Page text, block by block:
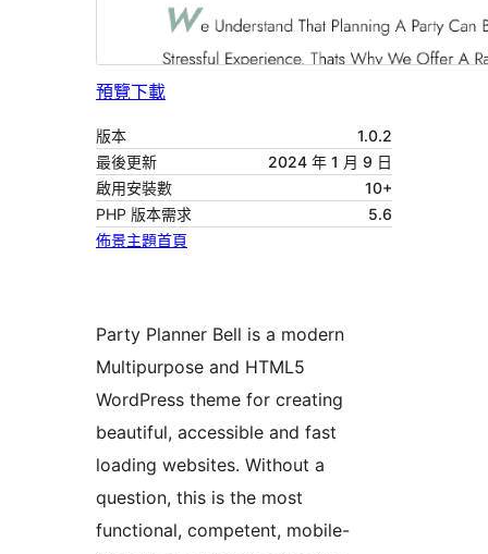
預覽下載
版本
1.0.2
最後更新
2024 年 1 月 9 日
啟用安裝數
10+
PHP 版本需求
5.6
佈景主題首頁
Party Planner Bell is a modern
Multipurpose and HTML5
WordPress theme for creating
beautiful, accessible and fast
loading websites. Without a
question, this is the most
functional, competent, mobile-